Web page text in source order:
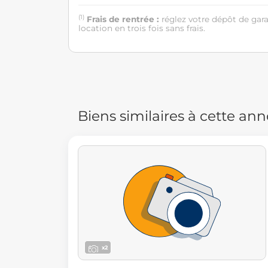
(1) Frais de rentrée : réglez votre dépôt de
location en trois fois sans frais.
Biens similaires à cette
x2